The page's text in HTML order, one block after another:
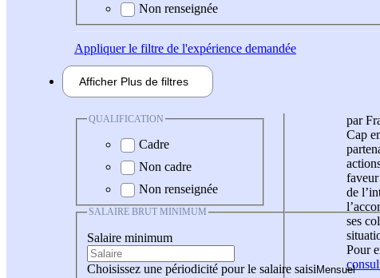
Non renseignée
Appliquerle filtre de l'expérience demandée
Afficher Plus de filtres
QUALIFICATION
Cadre
Non cadre
Non renseignée
SALAIRE BRUT MINIMUM
Salaire minimum
Choisissez une périodicité pour le salaire saisi
par
Cap
de
ses
Pour